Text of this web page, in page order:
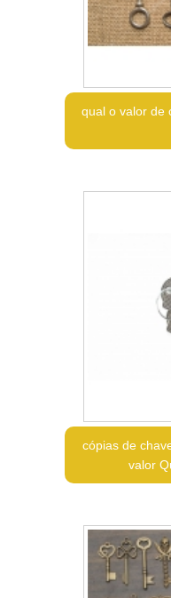
qual o valor de
cópias de
valor